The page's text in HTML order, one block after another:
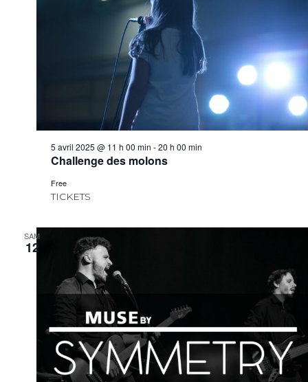
5 avril 2025 @ 11 h 00 min -20 h 00 min
Challenge des molons
Free
TICKETS
SAM
12